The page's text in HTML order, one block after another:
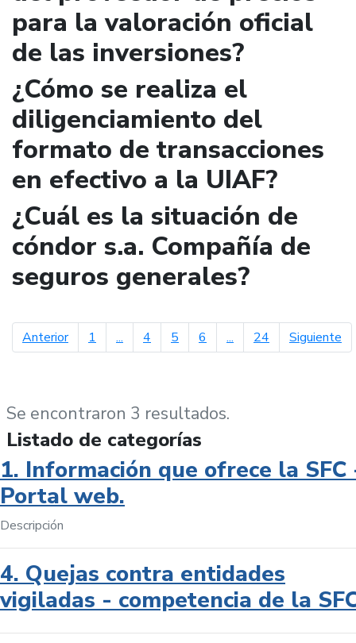
para la valoración oficial
de las inversiones?
¿Cómo se realiza el
diligenciamiento del
formato de transacciones
en efectivo a la UIAF?
¿Cuál es la situación de
cóndor s.a. Compañía de
seguros generales?
Anteriorpágina anterior
1 ... 4 5 6 ... 24 Siguiente
Se encontraron 3 resultados.
Listado de categorías
1. Información que ofrece la SFC
Portal web.
Descripción
4. Quejas contra entidades
vigiladas - competencia de la